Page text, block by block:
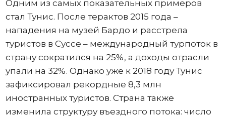
Одним из самых показательных примеров
стал Тунис. После терактов 2015 года –
нападения на музей Бардо и расстрела
туристов в Суссе – международный турпоток в
страну сократился на 25%, а доходы отрасли
упали на 32%. Однако уже к 2018 году Тунис
зафиксировал рекордные 8,3 млн
иностранных туристов. Страна также
изменила структуру въездного потока: число